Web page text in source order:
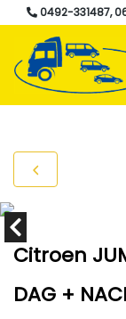
0492-331487,
Citroen
DAG +